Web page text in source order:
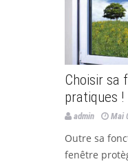
Choisir sa
pratiques !
admin Mai
Outre sa
fenêtre